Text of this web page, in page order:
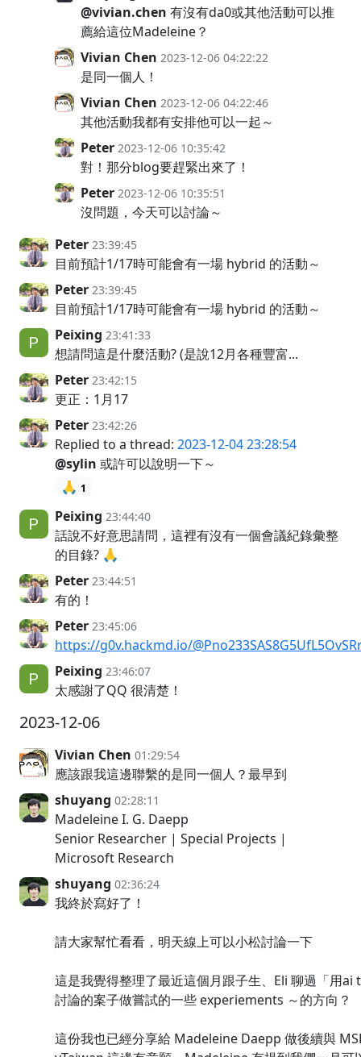
@vivian.chen 有沒有da0或其他活動可以推
薦給這位Madeleine？
Vivian Chen 2023-12-06 04:22:22
是同一個人！
Vivian Chen 2023-12-06 04:22:46
其他活動我都有安排他可以一起～
Peter 2023-12-06 10:35:42
對！那分blog要趕緊出來了！
Peter 2023-12-06 10:35:51
沒問題，今天可以討論～
Peter 23:39:45
目前預計1/17時可能會有一場 hybrid 的活動～
Peter 23:39:45
目前預計1/17時可能會有一場 hybrid 的活動～
Peixing 23:41:33
想請問這是什麼活動? (是說12月各種豐富...
Peter 23:42:15
更正：1月17
Peter 23:42:26
Replied to a thread: 2023-12-04 23:28:54
@sylin 或許可以說明一下～
🙏 1
Peixing 23:44:40
話說不好意思請問，這裡有沒有一個會議紀錄彙整
的目錄? 🙏
Peter 23:44:51
有的！
Peter 23:45:06
https://g0v.hackmd.io/
Peixing 23:46:07
太感謝了QQ 很清楚！
2023-12-06
Vivian Chen 01:29:54
應該跟我這邊聯繫的是同一個人？最早到
shuyang 02:28:11
Madeleine I. G. Daepp
Senior Researcher | Special Projects |
Microsoft Research
shuyang 02:36:24
我終於寫好了！
請大家幫忙看看，明天線上可以小松討論一下
這是我覺得整理了最近這個月跟子生、Eli 聊過「用
討論的案子做嘗試的一些 experiements ～的方向？
這份我也已經分享給 Madeleine Daepp 做後續與